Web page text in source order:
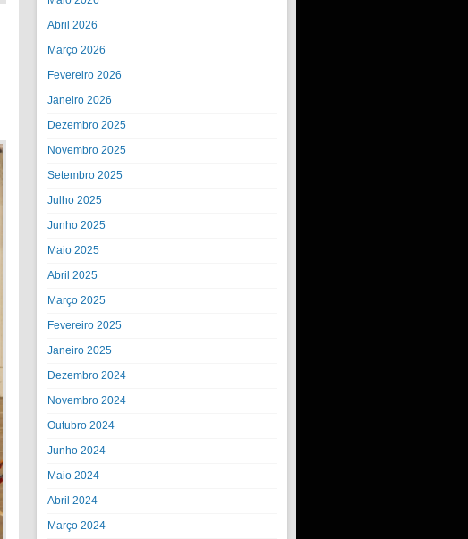
Abril 2026
Março 2026
Fevereiro 2026
Janeiro 2026
Dezembro 2025
Novembro 2025
Setembro 2025
Julho 2025
Junho 2025
Maio 2025
Abril 2025
Março 2025
Fevereiro 2025
Janeiro 2025
Dezembro 2024
Novembro 2024
Outubro 2024
Junho 2024
Maio 2024
Abril 2024
Março 2024